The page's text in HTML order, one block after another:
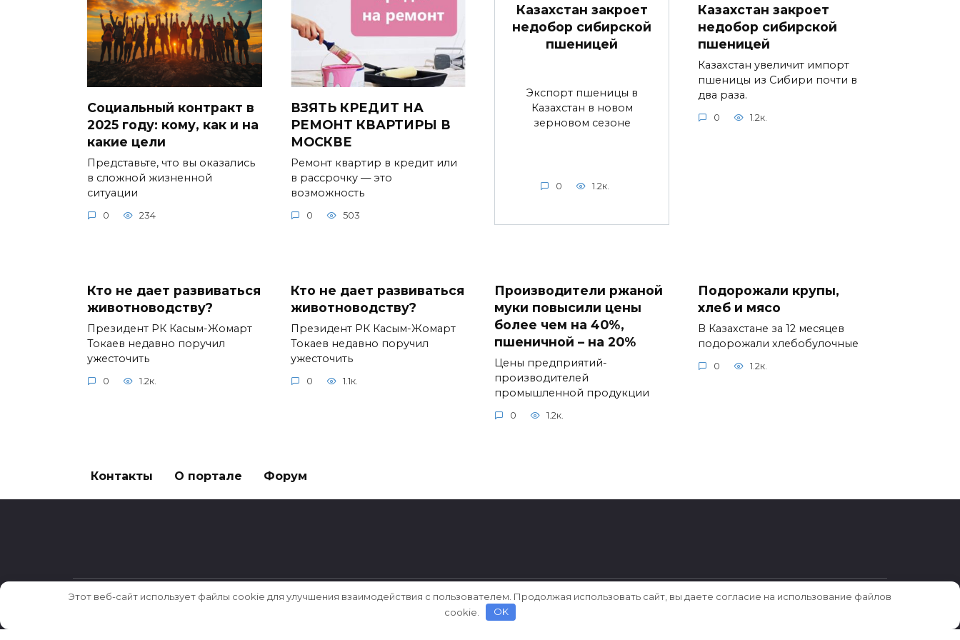
Социальный контракт в
2025 году: кому, как и на
какие цели
Представьте, что вы оказались
в сложной жизненной
ситуации
0 234
ВЗЯТЬ КРЕДИТ НА
РЕМОНТ КВАРТИРЫ В
МОСКВЕ
Ремонт квартир в кредит или
в рассрочку — это
возможность
0 503
Казахстан закроет
недобор сибирской
пшеницей
Экспорт пшеницы в
Казахстан в новом
зерновом сезоне
0 1.2к.
Казахстан закроет
недобор сибирской
пшеницей
Казахстан увеличит импорт
пшеницы из Сибири почти в
два раза.
0 1.2к.
Кто не дает развиваться
животноводству?
Президент РК Касым-Жомарт
Токаев недавно поручил
ужесточить
0 1.2к.
Кто не дает развиваться
животноводству?
Президент РК Касым-Жомарт
Токаев недавно поручил
ужесточить
0 1.1к.
Производители ржаной
муки повысили цены
более чем на 40%,
пшеничной – на 20%
Цены предприятий-
производителей
промышленной продукции
0 1.2к.
Подорожали крупы,
хлеб и мясо
В Казахстане за 12 месяцев
подорожали хлебобулочные
0 1.2к.
Контакты О портале Форум
Этот веб-сайт использует файлы cookie для улучшения взаимодействия с пользователем. Продолжая использовать сайт, вы даете согласие на использование файлов
cookie.
OK